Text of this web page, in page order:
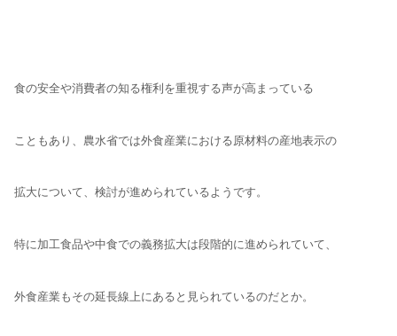
食の安全や消費者の知る権利を重視する声が高まっている
こともあり、農水省では外食産業に おける原材料の産地表示の
拡大について、 検討が進められているようです。
特に加工食品や中食での義務拡大は段階的に進められていて、
外食産業もその延長線上にあると見られているのだとか。